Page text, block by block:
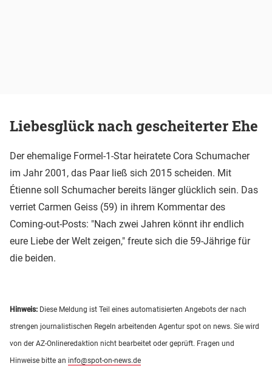
Liebesglück nach gescheiterter Ehe
Der ehemalige Formel-1-Star heiratete Cora Schumacher
im Jahr 2001, das Paar ließ sich 2015 scheiden. Mit
Étienne soll Schumacher bereits länger glücklich sein. Das
verriet Carmen Geiss (59) in ihrem Kommentar des
Coming-out-Posts: "Nach zwei Jahren könnt ihr endlich
eure Liebe der Welt zeigen," freute sich die 59-Jährige für
die beiden.
Hinweis: Diese Meldung ist Teil eines automatisierten Angebots der nach
strengen journalistischen Regeln arbeitenden Agentur spot on news. Sie wird
von der AZ-Onlineredaktion nicht bearbeitet oder geprüft. Fragen und
Hinweise bitte an info@spot-on-news.de